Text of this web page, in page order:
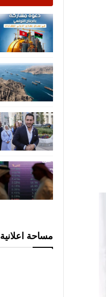
مساحة اعلانية